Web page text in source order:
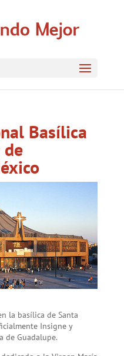
Basílica
la basílica de Santa
Insigne y
de Guadalupe.